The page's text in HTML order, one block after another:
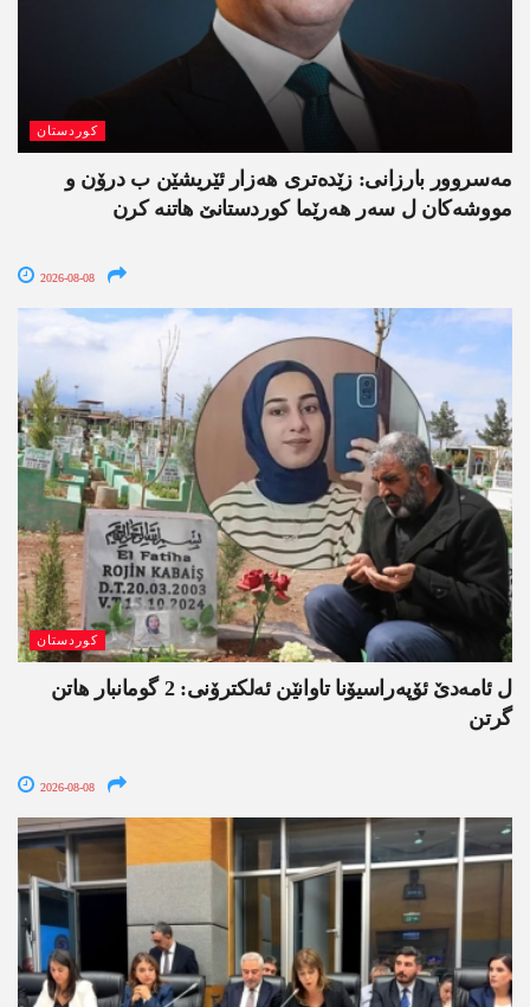
کوردستان
مەسروور بارزانی: زێدەتری ھەزار ئێریشێن ب درۆن و
مووشەکان ل سەر ھەرێما کوردستانێ ھاتنە کرن
2026-08-08
کوردستان
ل ئامەدێ ئۆپەراسیۆنا تاوانێن ئەلکترۆنی: 2 گومانبار ھاتن
گرتن
2026-08-08